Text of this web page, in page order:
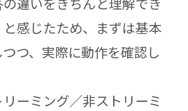
違いをきちんと理解でき
感じたため、まずは基本
つ、実際に動作を確認し
ーミング／非ストリーミ